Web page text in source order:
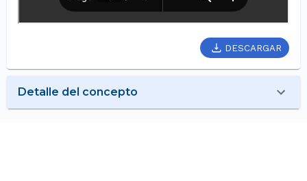
DESCARGAR
Detalle del concepto